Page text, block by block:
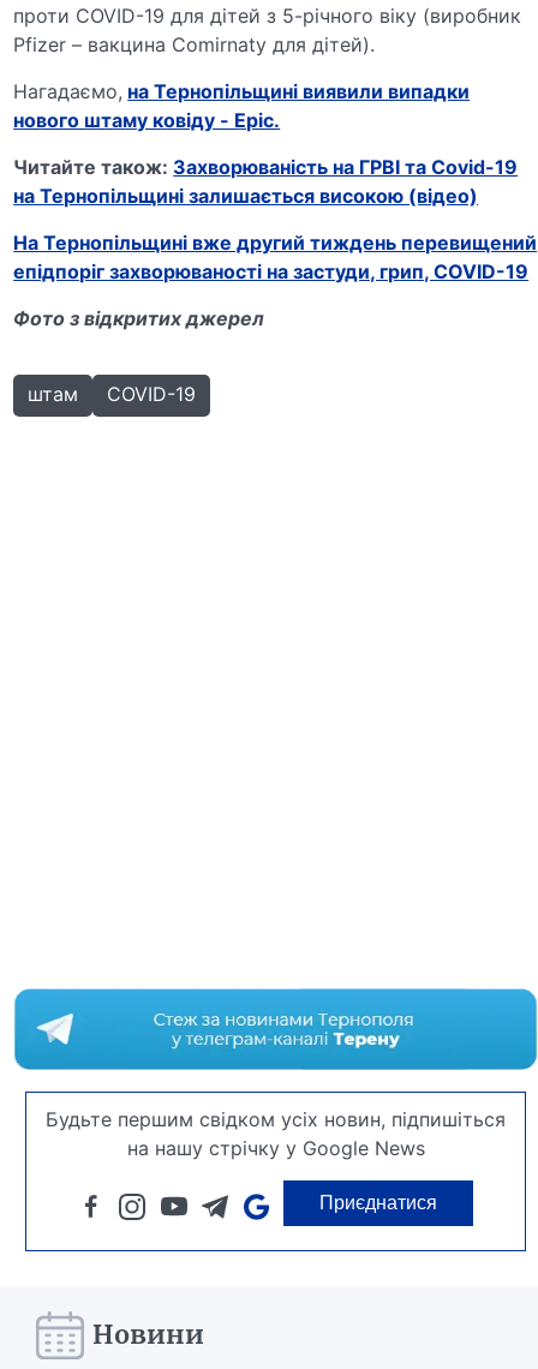
проти COVID-19 для дітей з 5-річного віку (виробник
Pfizer – вакцина Comirnaty для дітей).
Нагадаємо, на Тернопільщині виявили випадки
нового штаму ковіду - Epic.
Читайте також: Захворюваність на ГРВІ та Covid-19
на Тернопільщині залишається високою (відео)
На Тернопільщині вже другий тиждень перевищений
епідпоріг захворюваності на застуди, грип, COVID-19
Фото з відкритих джерел
штам COVID-19
Будьте першим свідком усіх новин, підпишіться
на нашу стрічку у Google News
Приєднатися
Новини